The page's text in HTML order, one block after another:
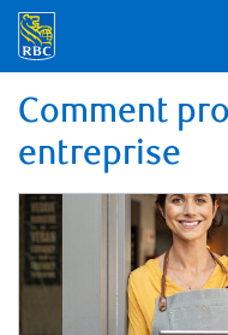
Comment
entreprise